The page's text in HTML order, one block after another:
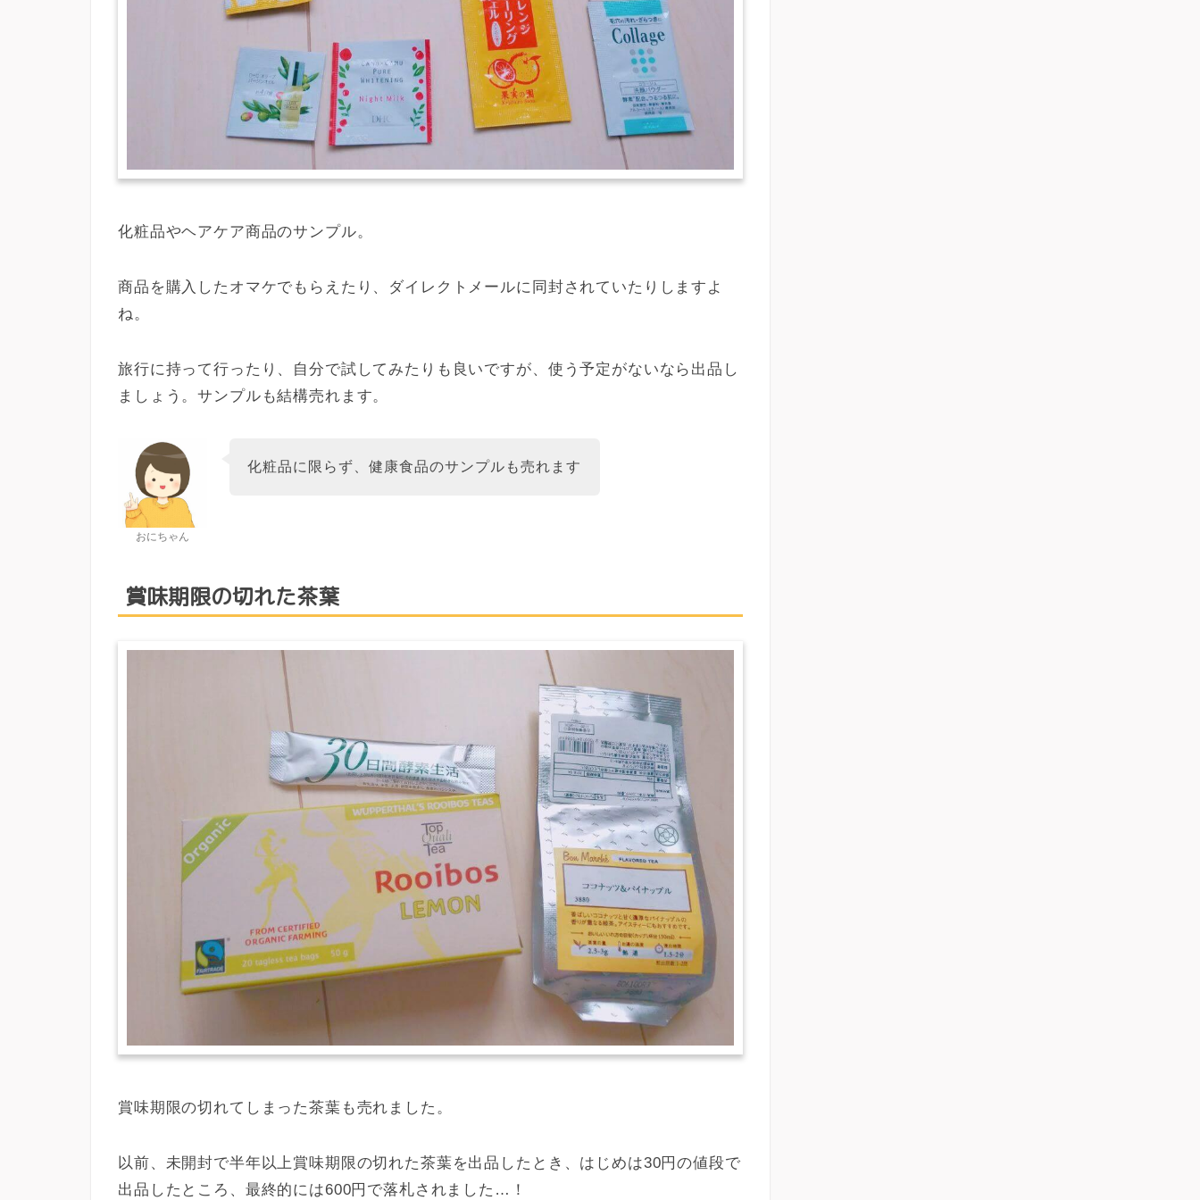
化粧品やヘアケア商品のサンプル。
商品を購入したオマケでもらえたり、ダイレクトメールに同封されていたりしますよ
ね。
旅行に持って行ったり、自分で試してみたりも良いですが、使う予定がないなら出品し
ましょう。サンプルも結構売れます。
おにちゃん
化粧品に限らず、健康食品のサンプルも売れます
賞味期限の切れた茶葉
賞味期限の切れてしまった茶葉も売れました。
以前、未開封で半年以上賞味期限の切れた茶葉を出品したとき、はじめは30円の値段で
出品したところ、最終的には600円で落札されました…！